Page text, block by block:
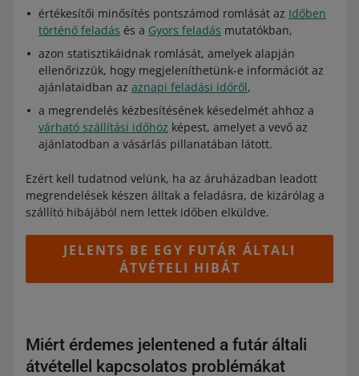
értékesítői minősítés pontszámod romlását az Időben
történő feladás és a Gyors feladás mutatókban,
azon statisztikáidnak romlását, amelyek alapján
ellenőrizzük, hogy megjeleníthetünk-e információt az
ajánlataidban az aznapi feladási időről,
a megrendelés kézbesítésének késedelmét ahhoz a
várható szállítási időhöz képest, amelyet a vevő az
ajánlatodban a vásárlás pillanatában látott.
Ezért kell tudatnod velünk, ha az áruházadban leadott
megrendelések készen álltak a feladásra, de kizárólag a
szállító hibájából nem lettek időben elküldve.
JELENTS BE EGY FUTÁR ÁLTALI
ÁTVÉTELI HIBÁT
Miért érdemes jelentened a futár általi
átvétellel kapcsolatos problémákat